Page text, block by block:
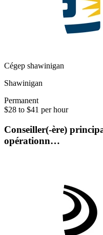
Cégep shawinigan
Shawinigan
Permanent
$28 to $41 per hour
Conseiller(-ère)
opérationn…